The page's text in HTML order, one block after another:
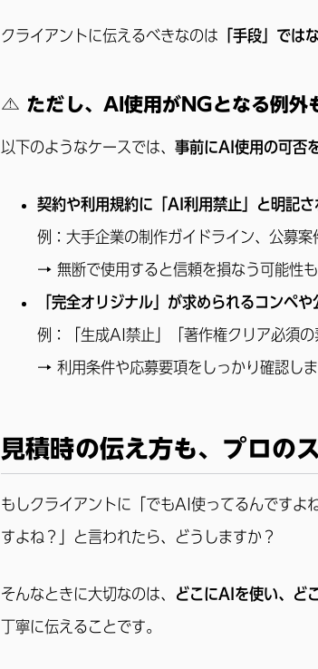
クライアントに伝えるべきなのは 「手段」では
⚠ ただし、AI使用がNGとなる例外
以下のようなケースでは、事前にAI使用の可否
契約や利用規約に「AI利用禁止」と明記
例：大手企業の制作ガイドライン、公募
→ 無断で使用すると信頼を損なう可能性も
「完全オリジナル」が求められるコンペや
例：「生成AI禁止」「著作権クリア必須
→ 利用条件や応募要項をしっかり確認しま
見積時の伝え方も、プロの
もしクライアントに「でもAI使ってるんですよ
すよね？」と言われたら、どうしますか？
そんなときに大切なのは、 どこにAIを使い、ど
丁寧に伝えることです。